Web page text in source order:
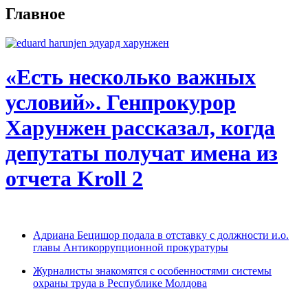
Главное
«Есть несколько важных
условий». Генпрокурор
Харунжен рассказал, когда
депутаты получат имена из
отчета Kroll 2
Адриана Бецишор подала в отставку с должности и.о.
главы Антикоррупционной прокуратуры
Журналисты знакомятся с особенностями системы
охраны труда в Республике Молдова